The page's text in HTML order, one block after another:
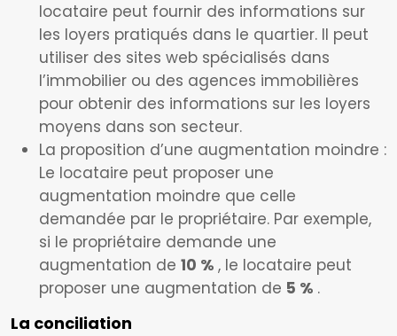
locataire peut fournir des informations sur
les loyers pratiqués dans le quartier. Il peut
utiliser des sites web spécialisés dans
l’immobilier ou des agences immobilières
pour obtenir des informations sur les loyers
moyens dans son secteur.
La proposition d’une augmentation moindre :
Le locataire peut proposer une
augmentation moindre que celle
demandée par le propriétaire. Par exemple,
si le propriétaire demande une
augmentation de 10 % , le locataire peut
proposer une augmentation de 5 % .
La conciliation